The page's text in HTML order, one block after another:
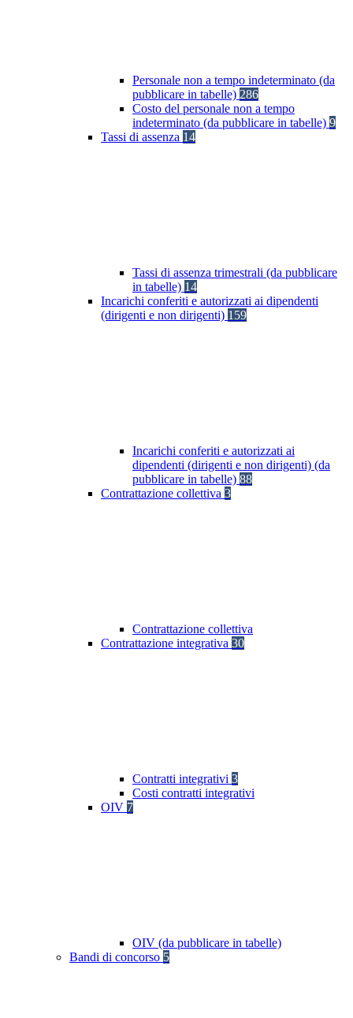
Personale non a tempo indeterminato (da
pubblicare in tabelle) 286
Costo del personale non a tempo
indeterminato (da pubblicare in tabelle) 9
Tassi di assenza 14
Tassi di assenza trimestrali (da pubblicare
in tabelle) 14
Incarichi conferiti e autorizzati ai dipendenti
(dirigenti e non dirigenti) 159
Incarichi conferiti e autorizzati ai
dipendenti (dirigenti e non dirigenti) (da
pubblicare in tabelle) 88
Contrattazione collettiva 3
Contrattazione collettiva
Contrattazione integrativa 30
Contratti integrativi 3
Costi contratti integrativi
OIV 7
OIV (da pubblicare in tabelle)
Bandi di concorso 5